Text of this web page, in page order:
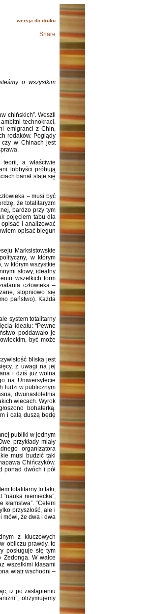
wersja do druku
Share
o wszystkim
chińskich”. Weszli
technokraci,
emigranci z Chin,
rodaków. Poglądy
czy w Chinach jest
a właściwie
lobbyści próbują
banał staje się
– musi być
że totalitaryzm
bardzo przy tym
pojęciem tabu dla
i analizować
opisać biegun
Marksistowskie
w którym
w którym wszystkie
słowy, idealny
wszelkich form
człowieka –
stopniowo się
państwo). Każda
system totalitarny
ideału: “Pewne
poddawało je
być może
bliska jest
z uwagi na jej
i dziś już wolna
na Uniwersytecie
ludzi w publicznym
dwunastoletnia
wiecach. Wyrok
bohaterką.
i całą duszą będę
publiki w jednym
przykłady miały
organizatora
musi budzić taki
Chińczyków.
ponad dwóch i pół
totalitarny to taki,
niemiecka”,
“Celem
przyszłość, ale i
mówi, że dwa i dwa
z kluczowych
obliczu prawdy, to
posługuje się tym
Zedonga. W walce
wszelkimi klasami
wiatr wschodni –
iż po zastąpieniu
otrzymujemy